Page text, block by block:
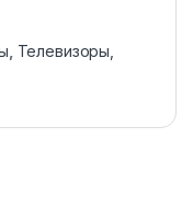
Телевизоры,